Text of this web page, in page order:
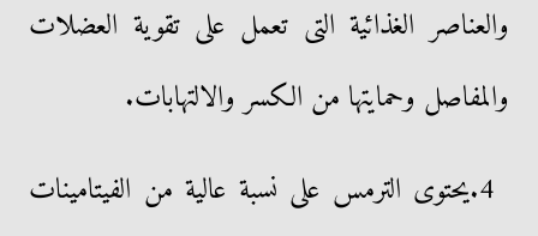
والعناصر الغذائية التى تعمل على تقوية العضلات
والمفاصل وحمايتها من الكسر والالتهابات.
4.يحتوى الترمس على نسبة عالية من الفيتامينات